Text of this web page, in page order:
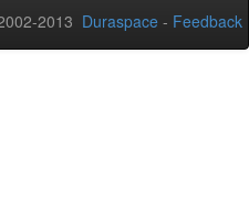
2013 Duraspace - Feedback